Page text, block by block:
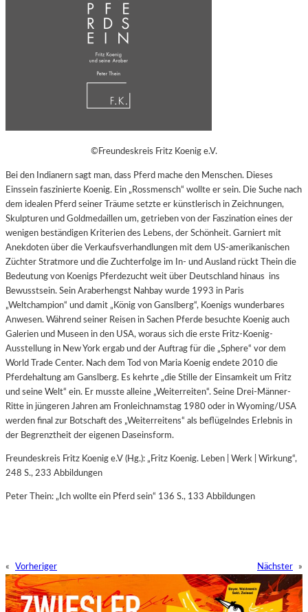
©Freundeskreis Fritz Koenig e.V.
Bei den Indianern sagt man, dass Pferd mache den Menschen. Dieses
Einssein faszinierte Koenig. Ein „Rossmensch“ wollte er sein. Die Suche nach
dem idealen Pferd seiner Träume setzte er künstlerisch in Zeichnungen,
Skulpturen und Goldmedaillen um, getrieben von der Faszination eines der
wenigen beständigen Kriterien des Lebens, der Schönheit. Garniert mit
Anekdoten über die Verkaufsverhandlungen mit dem US-amerikanischen
Züchter Stratmore und die Zuchterfolge im In- und Ausland rückt Thein die
Bedeutung von Koenigs Pferdezucht weit über Deutschland hinaus ins
Bewusstsein. Sein Araberhengst Nahbay wurde 1993 in Paris
„Weltchampion“ und damit „König von Ganslberg“, Koenigs wunderbares
Anwesen. Während seiner Reisen in Sachen Pferde besuchte Koenig auch
Galerien und Museen in den USA, woraus sich die erste Fritz-Koenig-
Ausstellung in New York ergab und der Auftrag für die „Sphere“ vor dem
World Trade Center. Nach dem Tod von Maria Koenig endete 2010 die
Pferdehaltung am Ganslberg. Es kehrte „die Stille der Einsamkeit um Fritz
und seine Welt“ ein. Er musste alleine „Weiterreiten“. Seine Drei-Männer-
Ritte in jüngeren Jahren am Fronleichnamstag 1980 oder in Wyoming/USA
werden final zur Botschaft des „Weiterreitens“ als beflügelndes Erlebnis in
der Begrenztheit der eigenen Daseinsform.
Freundeskreis Fritz Koenig e.V (Hg.): „Fritz Koenig. Leben | Werk | Wirkung“,
248 S., 233 Abbildungen
Peter Thein: „Ich wollte ein Pferd sein“ 136 S., 133 Abbildungen
« Vorheriger Nächster »